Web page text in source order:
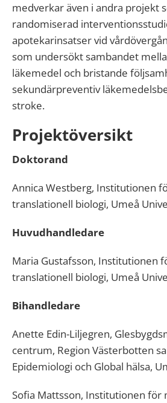
medverkar även i andra projekt
randomiserad
apotekarinsatser vid
som undersökt sambandet
läkemedel och bristande
sekundärpreventiv
stroke.
Projektöversikt
Doktorand
Annica Westberg, Institutionen
translationell biologi, Umeå
Huvudhandledare
Maria Gustafsson, Institutionen
translationell biologi, Umeå
Bihandledare
Anette Edin-Liljegren,
centrum, Region Västerbotten
Epidemiologi och Global hälsa,
Sofia Mattsson, Institutionen för